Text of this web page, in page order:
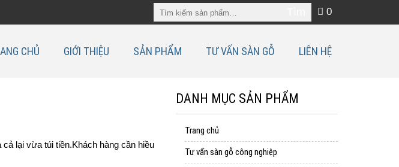
0
CHỦ GIỚI THIỆU SẢN PHẨM TƯ VẤN SÀN GỖ LIÊN HỆ
lại vừa túi tiền.Khách hàng cần hiều
DANH MỤC SẢN PHẨM
Trang chủ
Tư vấn sàn gỗ công nghiệp